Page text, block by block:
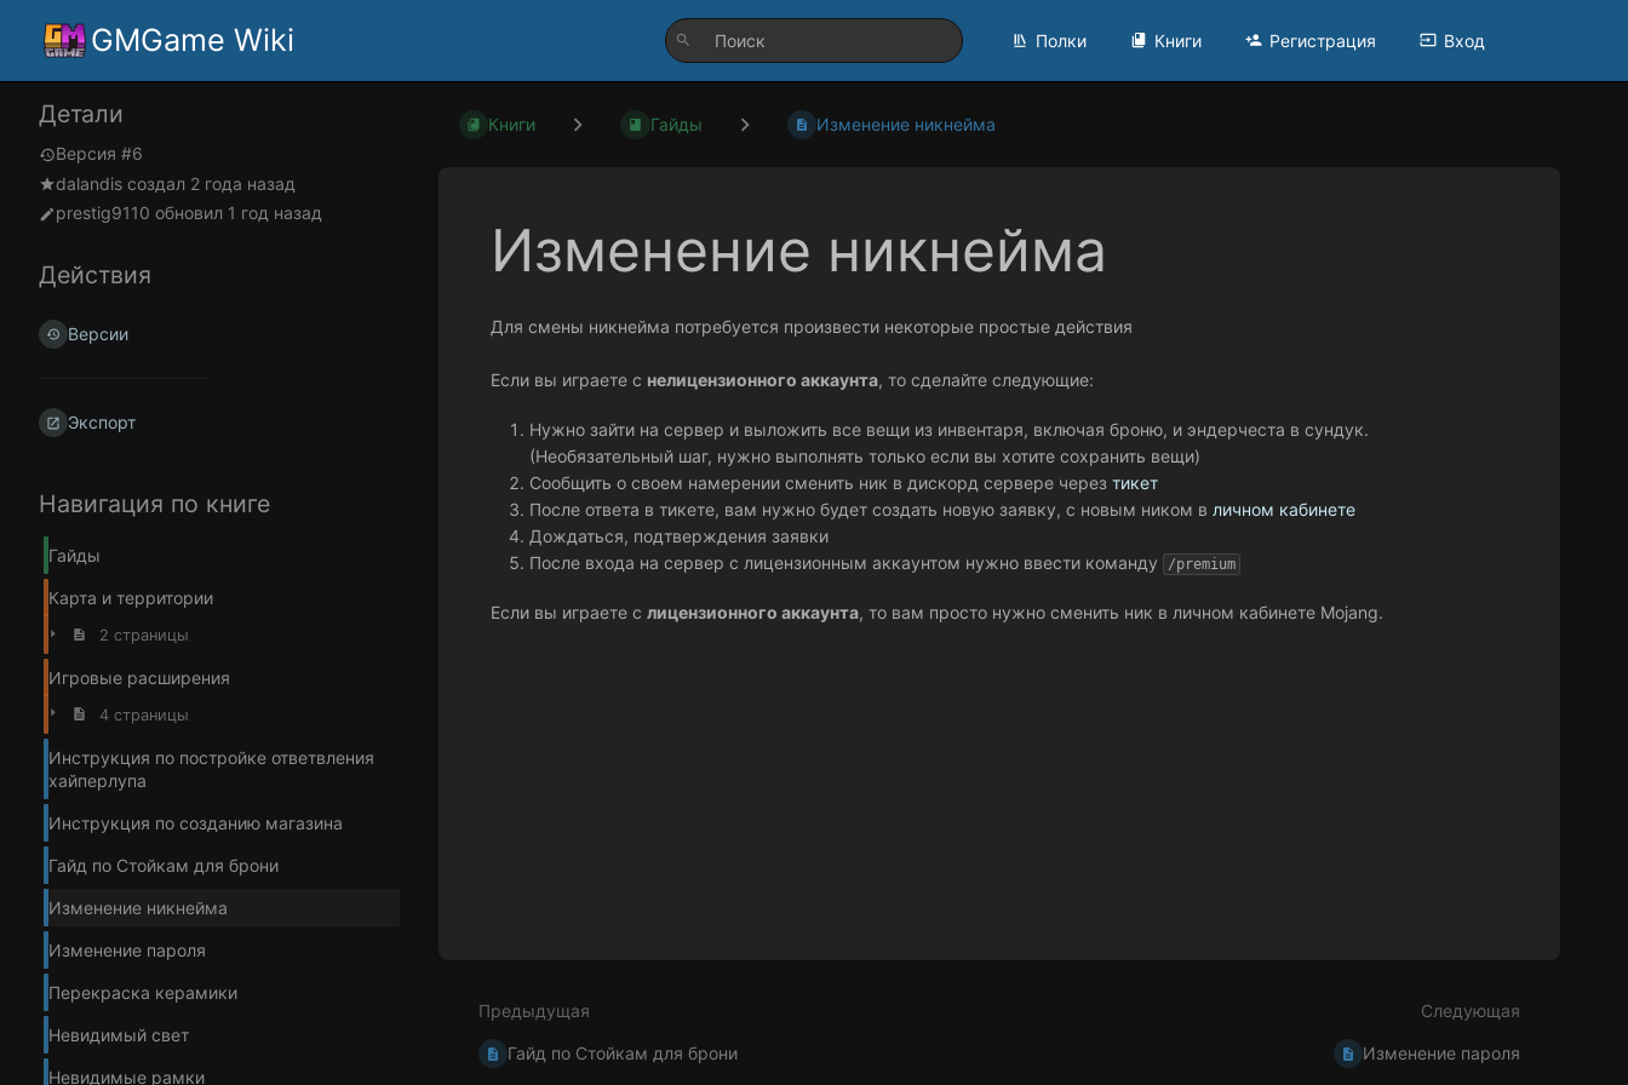
GMGame Wiki Полки Книги Регистрация Вход
Детали
Версия #6
dalandis создал 2 года назад
prestig9110 обновил 1 год назад
Действия
Версии
Экспорт
Навигация по книге
Гайды
Карта и территории
2 страницы
Игровые расширения
4 страницы
Инструкция по постройке ответвления
хайперлупа
Инструкция по созданию магазина
Гайд по Стойкам для брони
Изменение никнейма
Изменение пароля
Перекраска керамики
Невидимый свет
Невидимые рамки
Книги Гайды Изменение никнейма
Изменение никнейма
Для смены никнейма потребуется произвести некоторые простые действия
Если вы играете с нелицензионного аккаунта, то сделайте следующие:
Нужно зайти на сервер и выложить все вещи из инвентаря, включая броню, и эндерчеста в сундук.
(Необязательный шаг, нужно выполнять только если вы хотите сохранить вещи)
Сообщить о своем намерении сменить ник в дискорд сервере через тикет
После ответа в тикете, вам нужно будет создать новую заявку, с новым ником в личном кабинете
Дождаться, подтверждения заявки
После входа на сервер с лицензионным аккаунтом нужно ввести команду
/premium
Если вы играете с лицензионного аккаунта, то вам просто нужно сменить ник в личном кабинете Mojang.
Предыдущая
Гайд по Стойкам для брони
Следующая
Изменение пароля